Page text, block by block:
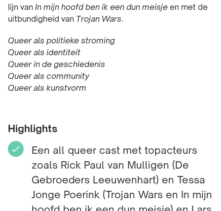
lijn van In mijn hoofd ben ik een dun meisje en met de
uitbundigheid van Trojan Wars.
Queer als politieke stroming
Queer als identiteit
Queer in de geschiedenis
Queer als community
Queer als kunstvorm
Highlights
Een all queer cast met topacteurs
zoals Rick Paul van Mulligen (De
Gebroeders Leeuwenhart) en Tessa
Jonge Poerink (Trojan Wars en In mijn